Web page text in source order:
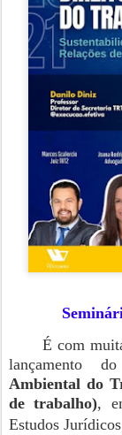
É com
lançamento
Ambiental do
de trabalho),
Estudos